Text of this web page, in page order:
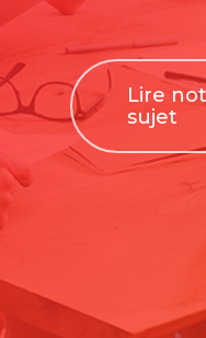
Lire
sujet